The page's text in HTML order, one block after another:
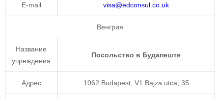
E-mail visa@edconsul.co.uk
Венгрия
Название
учреждения
Посольство в Будапеште
Адрес 1062 Budapest, V1 Bajza utca, 35